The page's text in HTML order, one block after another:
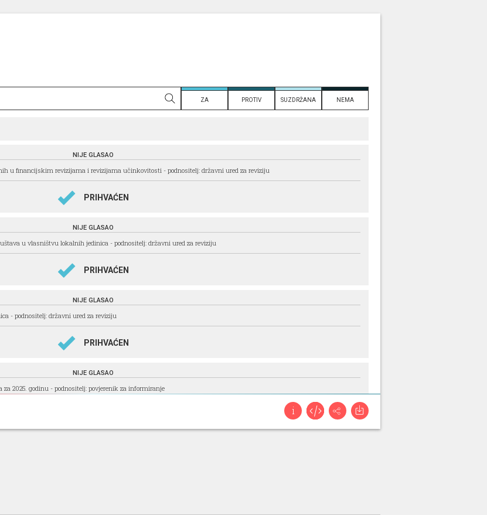
ZA PROTIV SUZDRŽANA NEMA
NIJE GLASAO
u financijskim revizijama i revizijama učinkovitosti - podnositelj: državni ured za reviziju
PRIHVAĆEN
NIJE GLASAO
u vlasništvu lokalnih jedinica - podnositelj: državni ured za reviziju
PRIHVAĆEN
NIJE GLASAO
- podnositelj: državni ured za reviziju
PRIHVAĆEN
NIJE GLASAO
2025. godinu - podnositelj: povjerenik za informiranje